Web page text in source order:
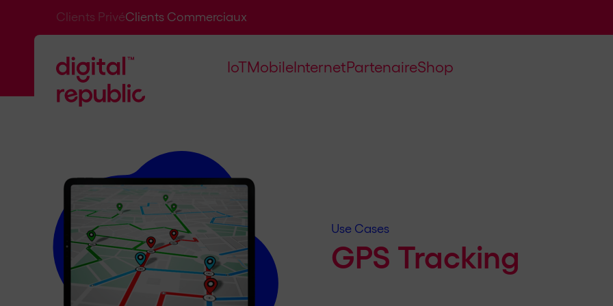
Clients PrivéClients Commerciaux
IoTMobileInternetPartenaireShop
Use Cases
GPS Tracking